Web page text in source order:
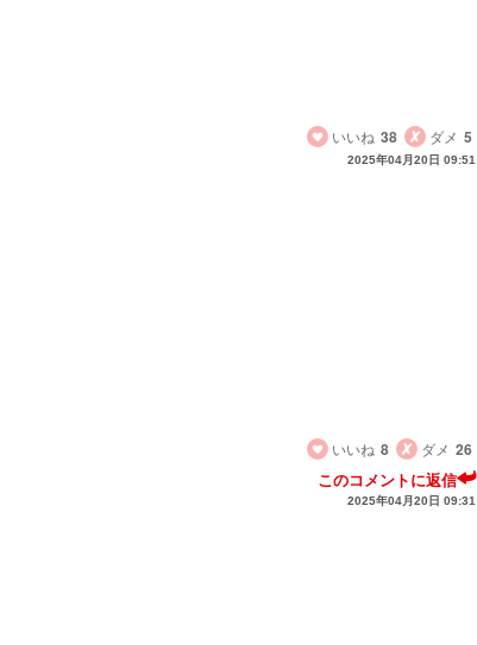
いいね 38 ダメ 5
2025年04月20日 09:51
いいね 8 ダメ 26
このコメントに返信
2025年04月20日 09:31